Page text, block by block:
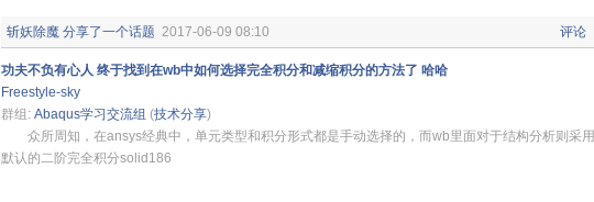
评论
斩妖除魔 分享了一个话题 2017-06-09 08:10
功夫不负有心人 终于找到在wb中如何选择完全积分和减缩积分的方法了 哈哈
Freestyle-sky
群组: Abaqus学习交流组 (技术分享)
众所周知，在ansys经典中，单元类型和积分形式都是手动选择的，而wb里面对于结构分析则采用
默认的二阶完全积分solid186